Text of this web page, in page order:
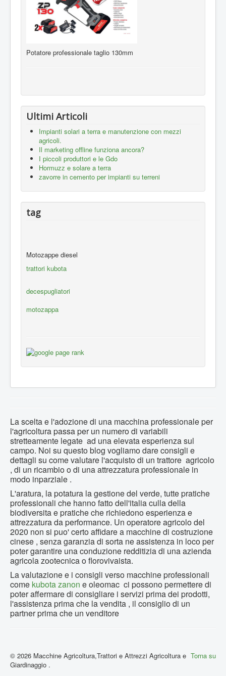
Potatore professionale taglio 130mm
Ultimi Articoli
Impianti solari a terra e manutenzione con mezzi
agricoli.
Il marketing offline funziona ancora?
I piccoli produttori e le Gdo
Hormuzz e solare a terra
zavorre in cemento per impianti su terreni
tag
Motozappe diesel
trattori kubota
decespugliatori
motozappa
La scelta e l'adozione di una macchina professionale per
l'agricoltura passa per un numero di variabili
stretteamente legate ad una elevata esperienza sul
campo. Noi su questo blog vogliamo dare consigli e
dettagli su come valutare l'acquisto di un trattore agricolo
, di un ricambio o di una attrezzatura professionale in
modo inparziale .
L'aratura, la potatura la gestione del verde, tutte pratiche
professionali che hanno fatto dell'italia culla della
biodiversita e pratiche che richiedono esperienza e
attrezzatura da performance. Un operatore agricolo del
2020 non si puo' certo affidare a macchine di costruzione
cinese , senza garanzia di sorta ne assistenza in loco per
poter garantire una conduzione redditizia di una azienda
agricola zootecnica o florovivaista.
La valutazione e i consigli verso macchine professionali
come kubotazanon e oleomac ci possono permettere di
poter affermare di consigliare i servizi prima dei prodotti,
l'assistenza prima che la vendita , il consiglio di un
partner prima che un venditore
Torna su
© 2026 Macchine Agricoltura,Trattori e Attrezzi Agricoltura e
Giardinaggio .